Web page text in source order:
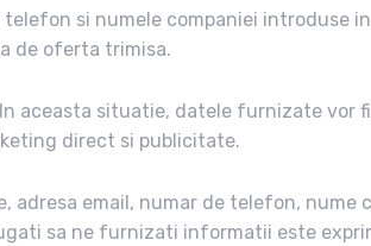
telefon si numele companiei introduse
de oferta trimisa.
aceasta situatie, datele furnizate vor
direct si publicitate.
email, numar de telefon, nume
sa ne furnizati informatii este